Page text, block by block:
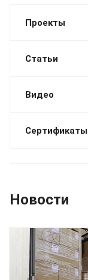
Проекты
Статьи
Видео
Сертификаты
Новости